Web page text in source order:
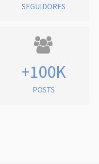
SEGUIDORES
+100K
POSTS